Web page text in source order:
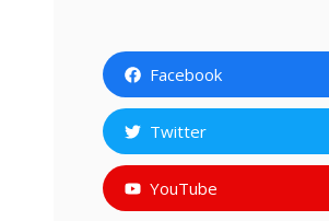
Facebook
Twitter
YouTube